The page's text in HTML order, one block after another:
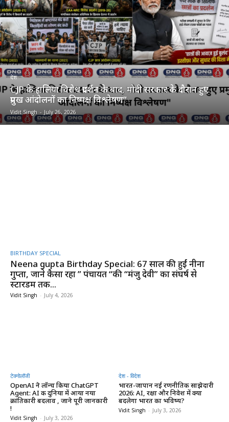
देश
CJP के हालिया विरोध प्रदर्शन के बाद, मोदी सरकार के दौरान हुए
प्रमुख आंदोलनों का निष्पक्ष विश्लेषण”
Vidit Singh - July 26, 2026
BIRTHDAY SPECIAL
Neena gupta Birthday Special: 67 साल की हुईं नीना
गुप्ता, जाने कैसा रहा ” पंचायत “की “मंजु देवी” का संघर्ष से
स्टारडम तक...
Vidit Singh - July 4, 2026
टेक्नोलॉजी
OpenAI ने लॉन्च किया ChatGPT
Agent: AI की दुनिया में आया नया
क्रांतिकारी बदलाव , जाने पूरी जानकारी
!
Vidit Singh - July 3, 2026
देश - विदेश
भारत-जापान नई रणनीतिक साझेदारी
2026: AI, रक्षा और निवेश में क्या
बदलेगा भारत का भविष्य?
Vidit Singh - July 3, 2026